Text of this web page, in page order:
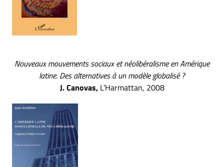
Nouveaux mouvements sociaux et néolibéralisme en Amérique
latine. Des alternatives à un modèle globalisé ?
J. Canovas, L’Harmattan, 2008